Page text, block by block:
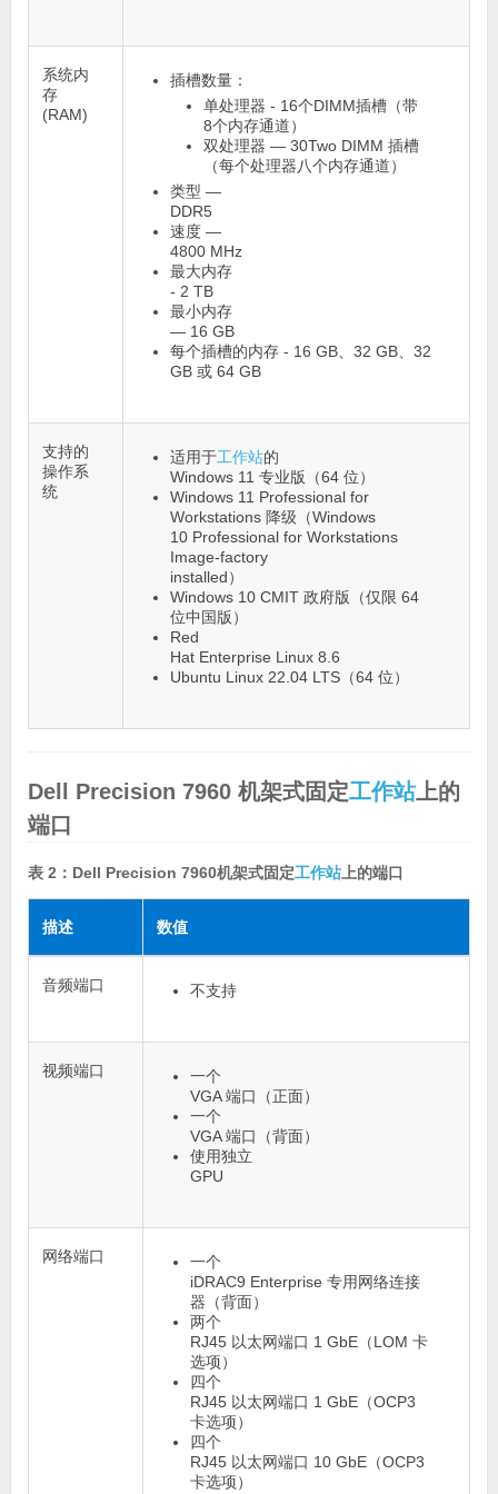
系统内
存
(RAM)
插槽数量：
单处理器 - 16个DIMM插槽（带
8个内存通道）
双处理器 — 30Two DIMM 插槽
（每个处理器八个内存通道）
类型 —
DDR5
速度 —
4800 MHz
最大内存
- 2 TB
最小内存
— 16 GB
每个插槽的内存 - 16 GB、32 GB、32
GB 或 64 GB
支持的
操作系
统
适用于工作站的
Windows 11 专业版（64 位）
Windows 11 Professional for
Workstations 降级（Windows
10 Professional for Workstations
Image-factory
installed）
Windows 10 CMIT 政府版（仅限 64
位中国版）
Red
Hat Enterprise Linux 8.6
Ubuntu Linux 22.04 LTS（64 位）
Dell Precision 7960 机架式固定工作站上的
端口
表 2：Dell Precision 7960机架式固定工作站上的端口
描述 数值
音频端口 不支持
视频端口
一个
VGA 端口（正面）
一个
VGA 端口（背面）
使用独立
GPU
网络端口
一个
iDRAC9 Enterprise 专用网络连接
器（背面）
两个
RJ45 以太网端口 1 GbE（LOM 卡
选项）
四个
RJ45 以太网端口 1 GbE（OCP3
卡选项）
四个
RJ45 以太网端口 10 GbE（OCP3
卡选项）